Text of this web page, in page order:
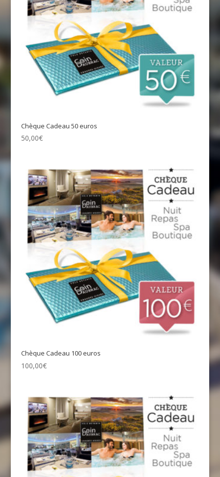
Chèque Cadeau 50 euros
50,00€
Chèque Cadeau 100 euros
100,00€